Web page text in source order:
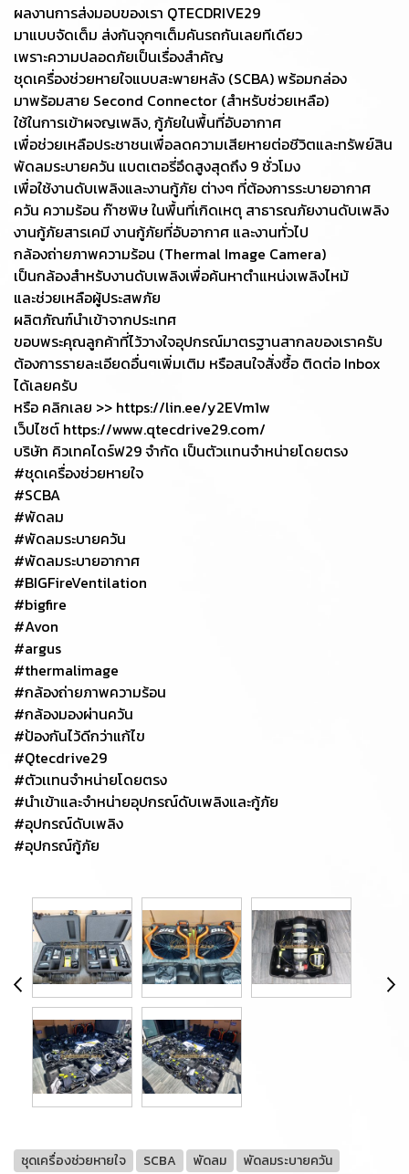
ผลงานการส่งมอบของเรา QTECDRIVE29
มาแบบจัดเต็ม ส่งกันจุกๆเต็มคันรถกันเลยทีเดียว
เพราะความปลอดภัยเป็นเรื่องสำคัญ
ชุดเครื่องช่วยหายใจแบบสะพายหลัง (SCBA) พร้อมกล่อง
มาพร้อมสาย Second Connector (สำหรับช่วยเหลือ)
ใช้ในการเข้าผจญเพลิง, กู้ภัยในพื้นที่อับอากาศ
เพื่อช่วยเหลือประชาชนเพื่อลดความเสียหายต่อชีวิตและทรัพย์สิน
พัดลมระบายควัน แบตเตอรี่อึดสูงสุดถึง 9 ชั่วโมง
เพื่อใช้งานดับเพลิงและงานกู้ภัย ต่างๆ ที่ต้องการระบายอากาศ
ควัน ความร้อน ก๊าซพิษ ในพื้นที่เกิดเหตุ สาธารณภัยงานดับเพลิง
งานกู้ภัยสารเคมี งานกู้ภัยที่อับอากาศ และงานทั่วไป
กล้องถ่ายภาพความร้อน (Thermal Image Camera)
เป็นกล้องสำหรับงานดับเพลิงเพื่อค้นหาตำแหน่งเพลิงไหม้
และช่วยเหลือผู้ประสพภัย
ผลิตภัณฑ์นำเข้าจากประเทศ
ขอบพระคุณลูกค้าที่ไว้วางใจอุปกรณ์มาตรฐานสากลของเราครับ
ต้องการรายละเอียดอื่นๆเพิ่มเติม หรือสนใจสั่งซื้อ ติดต่อ Inbox
ได้เลยครับ
หรือ คลิกเลย >> https://lin.ee/y2EVm1w
เว็ปไซต์ https://www.qtecdrive29.com/
บริษัท คิวเทคไดร์ฟ29 จำกัด เป็นตัวเเทนจำหน่ายโดยตรง
#ชุดเครื่องช่วยหายใจ
#SCBA
#พัดลม
#พัดลมระบายควัน
#พัดลมระบายอากาศ
#BIGFireVentilation
#bigfire
#Avon
#argus
#thermalimage
#กล้องถ่ายภาพความร้อน
#กล้องมองผ่านควัน
#ป้องกันไว้ดีกว่าแก้ไข
#Qtecdrive29
#ตัวเเทนจำหน่ายโดยตรง
#นำเข้าและจำหน่ายอุปกรณ์ดับเพลิงและกู้ภัย
#อุปกรณ์ดับเพลิง
#อุปกรณ์กู้ภัย
ชุดเครื่องช่วยหายใจ SCBA พัดลม
พัดลมระบายควัน